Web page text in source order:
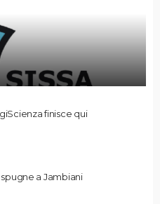
finisce qui
a Jambiani